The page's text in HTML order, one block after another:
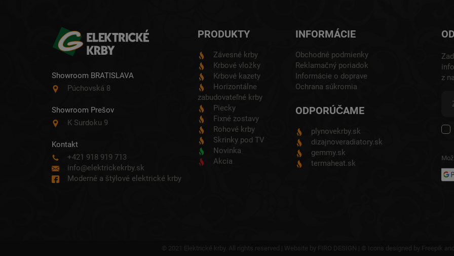
Showroom BRATISLAVA
Púchovská 8
Showroom Prešov
K Surdoku 9
Kontakt
+421 918 919 713
info@elektrickekrby.sk
Moderné a štýlové elektrické krby
PRODUKTY
Závesné krby
Krbové vložky
Krbové kazety
Horizontálne
zabudovateľné krby
Piecky
Fixné zostavy
Rohové krby
Skrinky pod TV
Novinka
Akcia
INFORMÁCIE
Obchodné podmienky
Reklamačný poriadok
Informácie o doprave
Ochrana súkromia
ODPORÚČAME
plynovekrby.sk
dizajnoveradiatory.sk
gemmy.sk
termaheat.sk
z
© 2021 Elektrické krby. All rights reserved | Website by FIRO DESIGN | © Icons designed by Freepik